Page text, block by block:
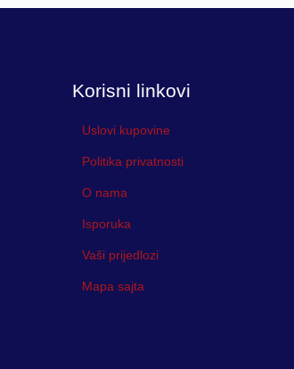
Korisni linkovi
Uslovi kupovine
Politika privatnosti
O nama
Isporuka
Vaši prijedlozi
Mapa sajta